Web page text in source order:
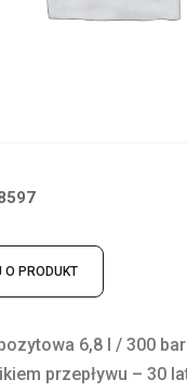
PRODUKT
6,8 l / 300
przepływu – 30